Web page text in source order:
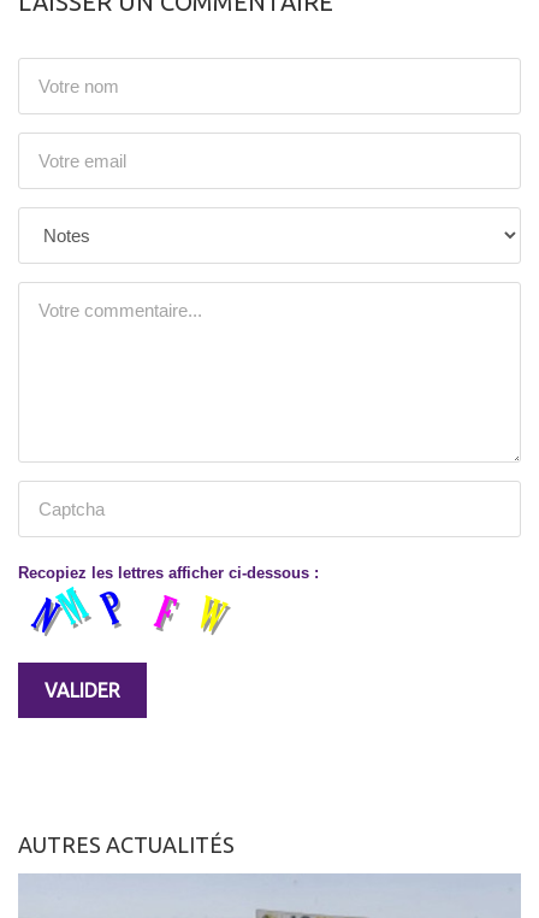
Recopiez les lettres afficher ci-dessous :
AUTRES ACTUALITÉS